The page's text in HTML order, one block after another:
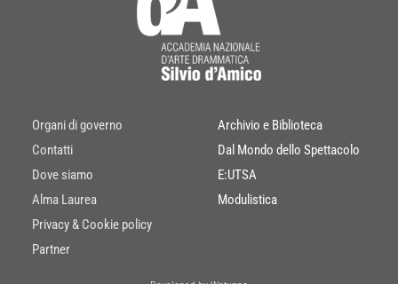
Organi di governo
Contatti
Dove siamo
Alma Laurea
Privacy & Cookie policy
Partner
Archivio e Biblioteca
Dal Mondo dello Spettacolo
E:UTSA
Modulistica